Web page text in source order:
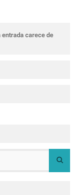
entrada carece de